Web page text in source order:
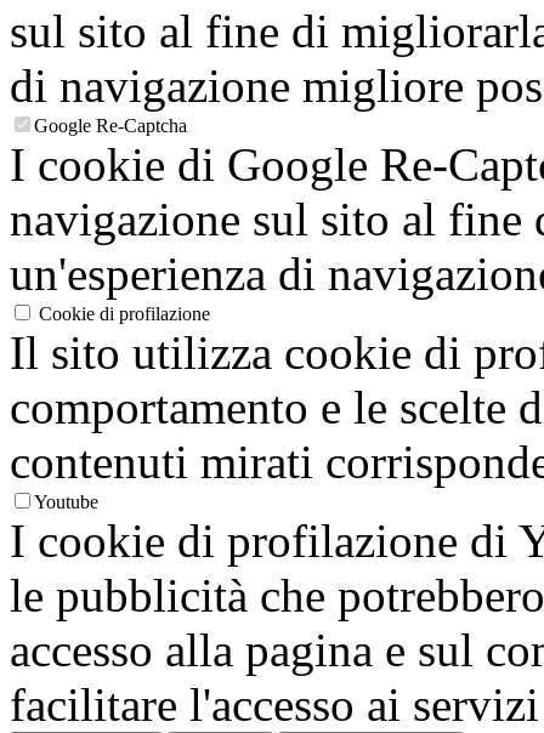
sul sito al fine di
di navigazione migliore
Google Re-Captcha
I cookie di Google Re-
navigazione sul sito al
un'esperienza di
Cookie di profilazione
Il sito utilizza cookie di
comportamento e le scelte
contenuti mirati
Youtube
I cookie di profilazione di
le pubblicità che
accesso alla pagina e sul
facilitare l'accesso ai